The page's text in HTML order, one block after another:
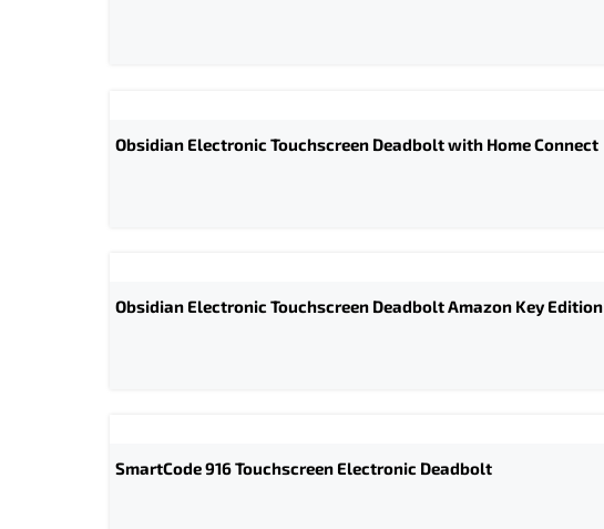
Obsidian Electronic Touchscreen Deadbolt with Home Connect
Obsidian Electronic Touchscreen Deadbolt Amazon Key Edition
SmartCode 916 Touchscreen Electronic Deadbolt